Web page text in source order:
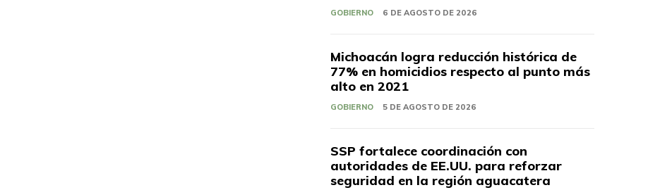
GOBIERNO 6 DE AGOSTO DE 2026
Michoacán logra reducción histórica de
77% en homicidios respecto al punto más
alto en 2021
GOBIERNO 5 DE AGOSTO DE 2026
SSP fortalece coordinación con
autoridades de EE.UU. para reforzar
seguridad en la región aguacatera